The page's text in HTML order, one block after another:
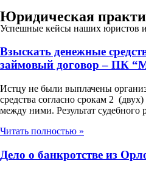
Юридическая
Успешные кейсы наших юристов и
Взыскать денежные
займовый договор – ПК
Истцу не были выплачены
средства согласно срокам 2
между ними. Результат судебного
Читать полностью »
Дело о банкротстве из